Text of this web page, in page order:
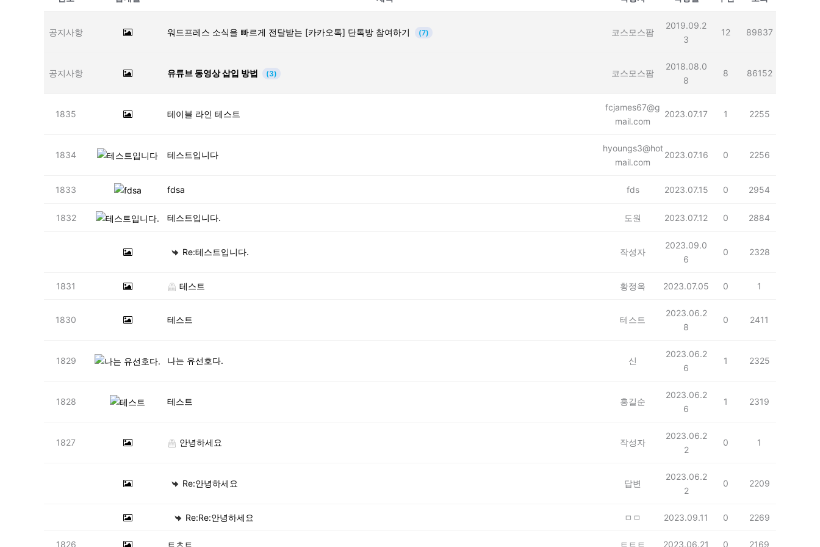
공지사항 워드프레스 소식을 빠르게 전달받는 [카카오톡] 단톡방 참여하기 (7) 코스모스팜
2019.09.2
3
12 89837
공지사항 유튜브 동영상 삽입 방법 (3) 코스모스팜
2018.08.0
8
8 86152
1835 테이블 라인 테스트
fcjames67@g
mail.com
2023.07.17 1 2255
1834 테스트입니다
hyoungs3@hot
mail.com
2023.07.16 0 2256
1833 fdsa fds 2023.07.15 0 2954
1832 테스트입니다. 도원 2023.07.12 0 2884
Re:테스트입니다. 작성자
2023.09.0
6
0 2328
1831 테스트 황정옥 2023.07.05 0 1
1830 테스트 테스트
2023.06.2
8
0 2411
1829 나는 유선호다. 신
2023.06.2
6
1 2325
1828 테스트 홍길순
2023.06.2
6
1 2319
1827 안녕하세요 작성자
2023.06.2
2
0 1
Re:안녕하세요 답변
2023.06.2
2
0 2209
Re:Re:안녕하세요 ㅁㅁ 2023.09.11 0 2269
1826 ㅌㅊㅌ ㅌㅌㅌ 2023.06.21 0 2169